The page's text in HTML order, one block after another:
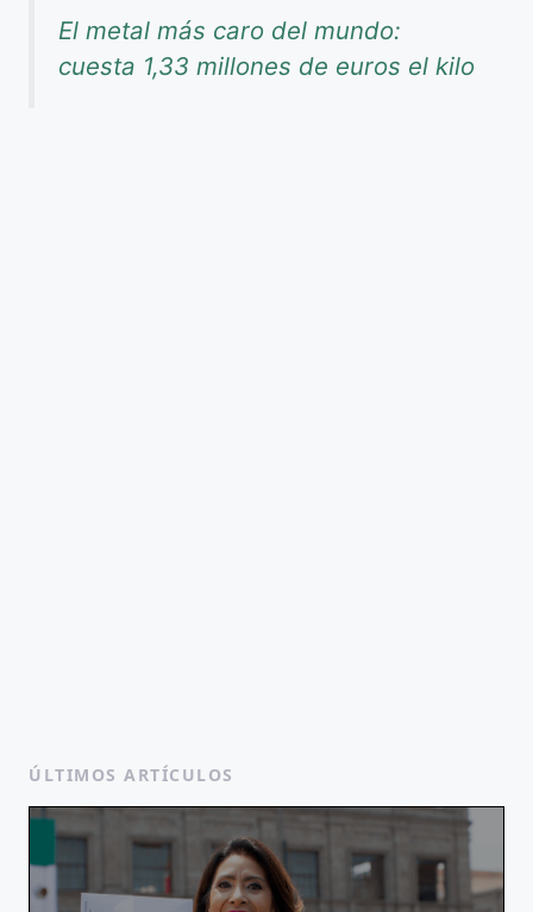
El metal más caro del mundo:
cuesta 1,33 millones de euros el kilo
ÚLTIMOS ARTÍCULOS